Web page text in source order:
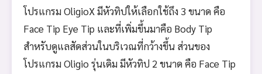
โปรแกรม OligioX มีหัวทิปให้เลือกใช้ถึง 3 ขนาด คือ
Face Tip Eye Tip และที่เพิ่มขึ้นมาคือ Body Tip
สำหรับดูแลสัดส่วนในบริเวณที่กว้างขึ้น ส่วนของ
โปรแกรม Oligio รุ่นเดิม มีหัวทิป 2 ขนาด คือ Face Tip